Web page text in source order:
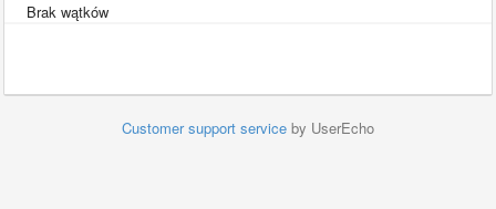
Brak wątków
Customer support service by UserEcho